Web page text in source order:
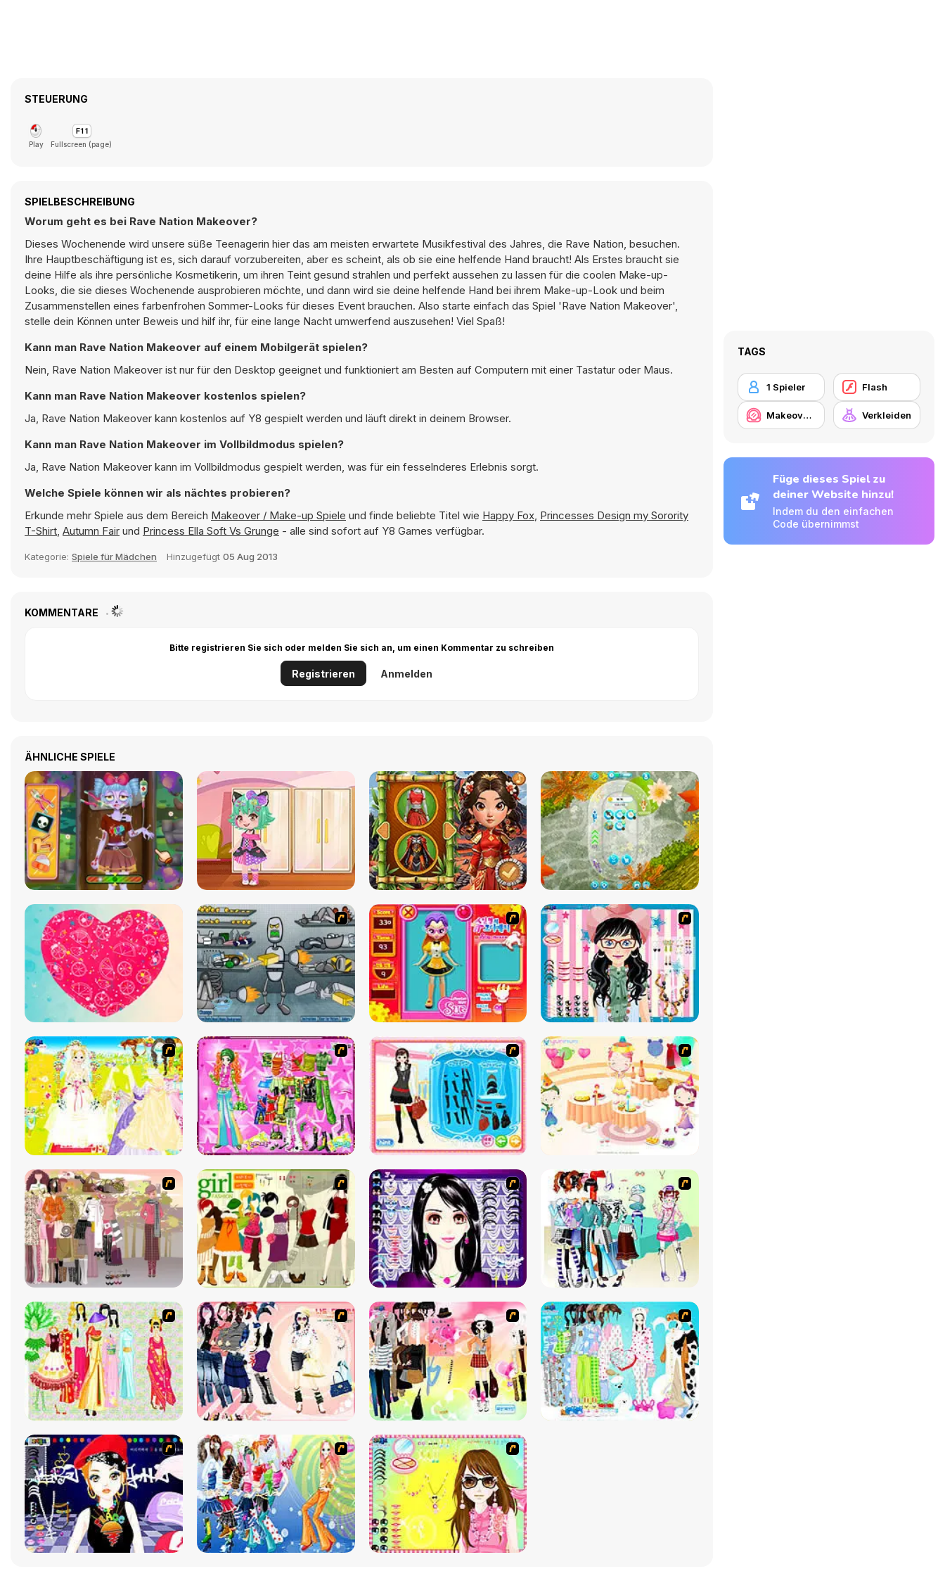
STEUERUNG
Play Fullscreen (page)
SPIELBESCHREIBUNG
Worum geht es bei Rave Nation Makeover?
Dieses Wochenende wird unsere süße Teenagerin hier das am meisten erwartete Musikfestival des Jahres, die Rave Nation, besuchen.
Ihre Hauptbeschäftigung ist es, sich darauf vorzubereiten, aber es scheint, als ob sie eine helfende Hand braucht! Als Erstes braucht sie
deine Hilfe als ihre persönliche Kosmetikerin, um ihren Teint gesund strahlen und perfekt aussehen zu lassen für die coolen Make-up-
Looks, die sie dieses Wochenende ausprobieren möchte, und dann wird sie deine helfende Hand bei ihrem Make-up-Look und beim
Zusammenstellen eines farbenfrohen Sommer-Looks für dieses Event brauchen. Also starte einfach das Spiel 'Rave Nation Makeover',
stelle dein Können unter Beweis und hilf ihr, für eine lange Nacht umwerfend auszusehen! Viel Spaß!
Kann man Rave Nation Makeover auf einem Mobilgerät spielen?
Nein, Rave Nation Makeover ist nur für den Desktop geeignet und funktioniert am Besten auf Computern mit einer Tastatur oder Maus.
Kann man Rave Nation Makeover kostenlos spielen?
Ja, Rave Nation Makeover kann kostenlos auf Y8 gespielt werden und läuft direkt in deinem Browser.
Kann man Rave Nation Makeover im Vollbildmodus spielen?
Ja, Rave Nation Makeover kann im Vollbildmodus gespielt werden, was für ein fesselnderes Erlebnis sorgt.
Welche Spiele können wir als nächtes probieren?
Erkunde mehr Spiele aus dem Bereich Makeover / Make-up Spiele und finde beliebte Titel wie Happy Fox, Princesses Design my Sorority
T-Shirt, Autumn Fair und Princess Ella Soft Vs Grunge - alle sind sofort auf Y8 Games verfügbar.
Kategorie: Spiele für Mädchen Hinzugefügt 05 Aug 2013
KOMMENTARE
Bitte registrieren Sie sich oder melden Sie sich an, um einen Kommentar zu schreiben
Registrieren Anmelden
ÄHNLICHE SPIELE
TAGS
1 Spieler Flash
Makeover / Make-up Verkleiden
Füge dieses Spiel zu
deiner Website hinzu!
Indem du den einfachen
Code übernimmst